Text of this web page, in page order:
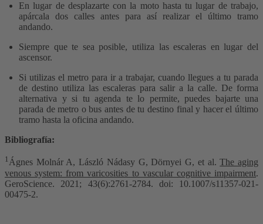
En lugar de desplazarte con la moto hasta tu lugar de trabajo,
apárcala dos calles antes para así realizar el último tramo
andando.
Siempre que te sea posible, utiliza las escaleras en lugar del
ascensor.
Si utilizas el metro para ir a trabajar, cuando llegues a tu parada
de destino utiliza las escaleras para salir a la calle. De forma
alternativa y si tu agenda te lo permite, puedes bajarte una
parada de metro o bus antes de tu destino final y hacer el último
tramo hasta la oficina andando.
Bibliografía:
1Ágnes Molnár A, László Nádasy G, Dörnyei G, et al.The aging
venous system: from varicosities to vascular cognitive impairment.
GeroScience. 2021; 43(6):2761-2784. doi: 10.1007/s11357-021-
00475-2.